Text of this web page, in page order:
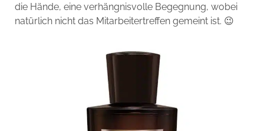
die Hände, eine verhängnisvolle Begegnung, wobei
natürlich nicht das Mitarbeitertreffen gemeint ist. 😉